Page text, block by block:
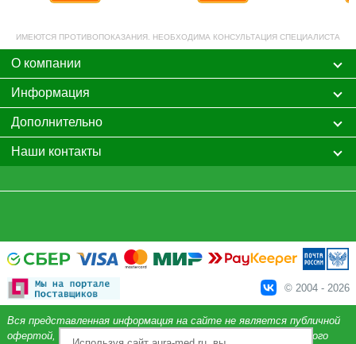
ИМЕЮТСЯ ПРОТИВОПОКАЗАНИЯ. НЕОБХОДИМА КОНСУЛЬТАЦИЯ СПЕЦИАЛИСТА
О компании
Информация
Дополнительно
Наши контакты
© 2004 - 2026
Вся представленная информация на сайте не является публичной
офертой, определяемой положениями Статьи 437 Гражданского